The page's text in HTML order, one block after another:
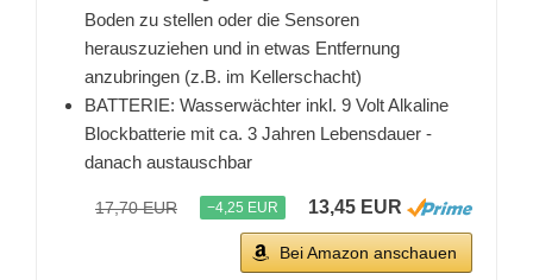
Boden zu stellen oder die Sensoren
herauszuziehen und in etwas Entfernung
anzubringen (z.B. im Kellerschacht)
BATTERIE: Wasserwächter inkl. 9 Volt Alkaline
Blockbatterie mit ca. 3 Jahren Lebensdauer -
danach austauschbar
17,70 EUR −4,25 EUR 13,45 EUR
Bei Amazon anschauen